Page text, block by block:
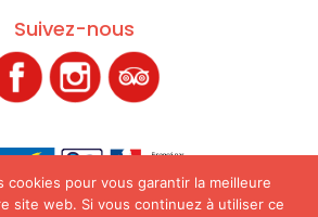
Suivez-nous
cookies pour vous garantir la meilleure
site web. Si vous continuez à utiliser ce